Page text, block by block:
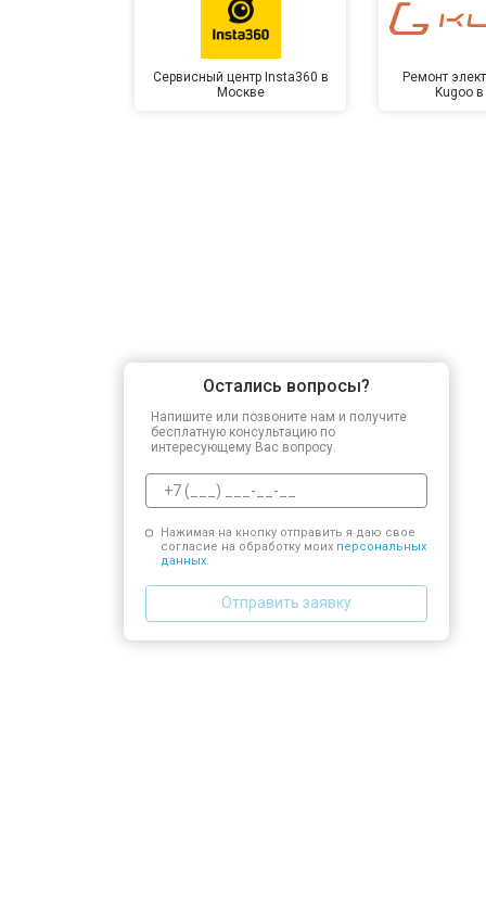
Прошивка BIOS
Сервисный центр Insta360 в
Москве
Ремонт
Kugoo
Остались вопросы?
Напишите или позвоните нам и получите
бесплатную консультацию по
интересующему Вас вопросу.
Нажимая на кнопку отправить я даю свое
согласие на обработку моих персональных
данных.
Отправить заявку